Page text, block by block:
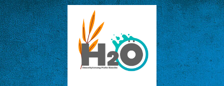
Startseite
Leistungen